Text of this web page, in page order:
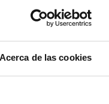
Acerca de las cookies
colaboraciones